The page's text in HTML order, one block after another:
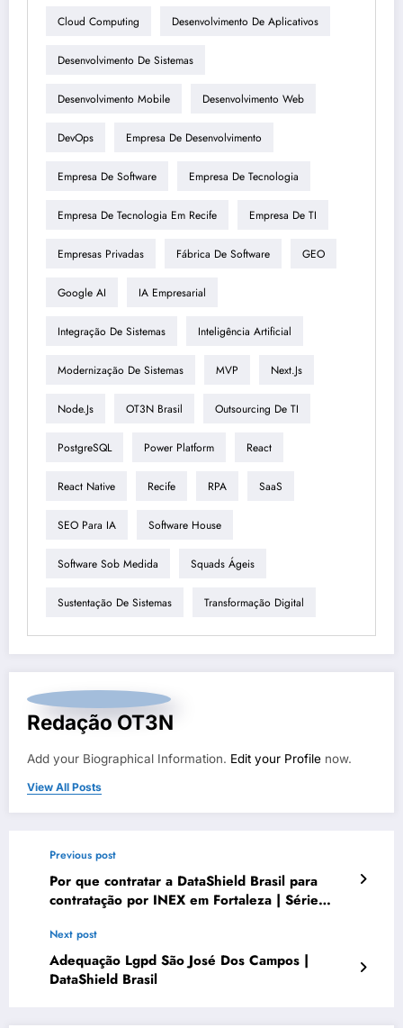
Cloud Computing Desenvolvimento De Aplicativos
Desenvolvimento De Sistemas
Desenvolvimento Mobile Desenvolvimento Web
DevOps Empresa De Desenvolvimento
Empresa De Software Empresa De Tecnologia
Empresa De Tecnologia Em Recife Empresa De TI
Empresas Privadas Fábrica De Software GEO
Google AI IA Empresarial
Integração De Sistemas Inteligência Artificial
Modernização De Sistemas MVP Next.js
Node.js OT3N Brasil Outsourcing De TI
PostgreSQL Power Platform React
React Native Recife RPA SaaS
SEO Para IA Software House
Software Sob Medida Squads Ágeis
Sustentação De Sistemas Transformação Digital
Redação OT3N
Add your Biographical Information. Edit your Profile now.
View All Posts
Previous post
Por que contratar a DataShield Brasil para
contratação por INEX em Fortaleza | Série
Next post
Adequação Lgpd São José Dos Campos |
DataShield Brasil